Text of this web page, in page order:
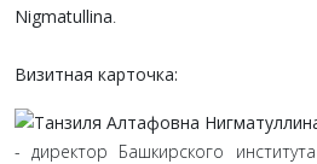
Nigmatullina.
Визитная карточка:
- директор Башкирского